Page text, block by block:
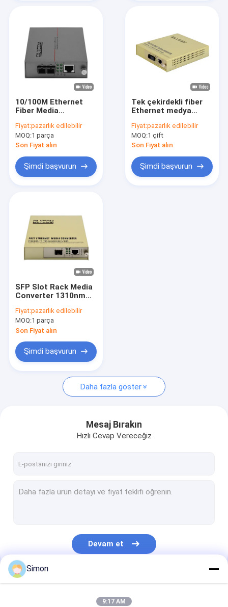
Fiber Optik Ethernet Anahtarı
Fiber Optik POE Anahtarı
Fiber Optik Anahtar
Video Dijital Optik Dönüştürücü
SFP Modülü Alıcı-Verici
Seri Fiber Dönüştürücü
10/100M Ethernet
Fiber Media
Bağlantı Rack
Montable
Unmanaged DC5V
Fiyat:pazarlık edilebilir
MOQ:1 parça
Son Fiyat alın
Şimdi başvurun
Tek çekirdekli fiber
Ethernet medya
yönetilmemiş WDM
1310/1550nm 220V
AC giriş
Fiyat:pazarlık edilebilir
MOQ:1 çift
Son Fiyat alın
Şimdi başvurun
SFP Slot Rack Media
Converter 1310nm
Ethernet Converter
Yönetilmemiş
Fiyat:pazarlık edilebilir
MOQ:1 parça
Son Fiyat alın
Şimdi başvurun
Daha fazla göster
Mesaj Bırakın
Hızlı Cevap Vereceğiz
Devam et
Kategorilerimiz
Simon
9:17 AM